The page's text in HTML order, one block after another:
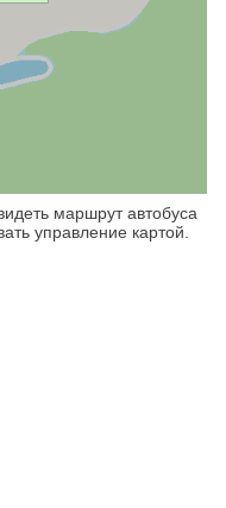
маршрут автобуса
управление картой.